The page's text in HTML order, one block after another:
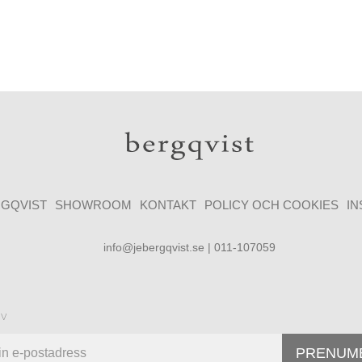
SHOWROOM KONTAKT POLICY OCH COOKIES
info@jebergqvist.se | 011-107059